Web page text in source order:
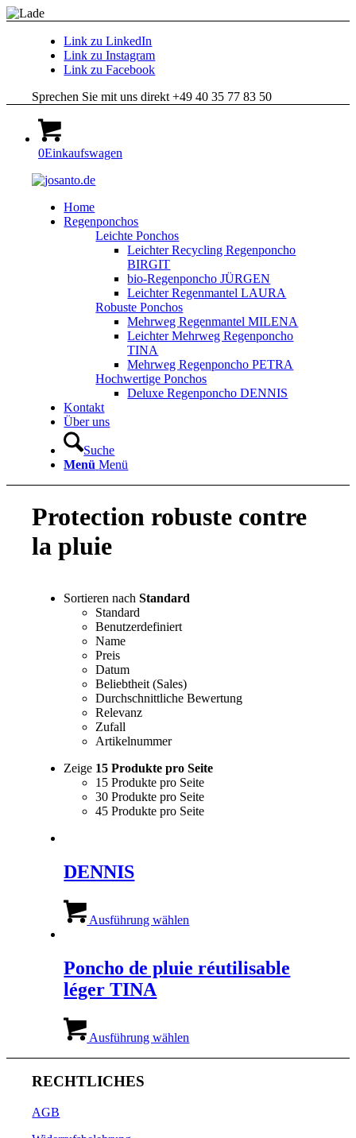
Link zu LinkedIn
Link zu Instagram
Link zu Facebook
Sprechen Sie mit uns direkt +49 40 35 77 83 50
0Einkaufswagen
Home
Regenponchos
Leichte Ponchos
Leichter Recycling Regenponcho
BIRGIT
bio-Regenponcho JÜRGEN
Leichter Regenmantel LAURA
Robuste Ponchos
Mehrweg Regenmantel MILENA
Leichter Mehrweg Regenponcho
TINA
Mehrweg Regenponcho PETRA
Hochwertige Ponchos
Deluxe Regenponcho DENNIS
Kontakt
Über uns
Suche
Menü Menü
Protection robuste contre
la pluie
Sortieren nachStandard
Standard
Benutzerdefiniert
Name
Preis
Datum
Beliebtheit (Sales)
Durchschnittliche Bewertung
Relevanz
Zufall
Artikelnummer
Zeige 15 Produkte pro Seite
15 Produkte pro Seite
30 Produkte pro Seite
45 Produkte pro Seite
DENNIS
Ausführung wählen
Varianten
auf.
der
Produktseite
Poncho de pluie réutilisable
léger TINA
Ausführung wählen
RECHTLICHES
AGB